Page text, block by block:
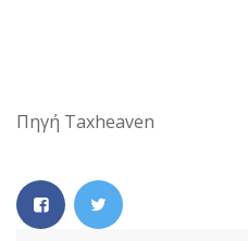
Πηγή Taxheaven